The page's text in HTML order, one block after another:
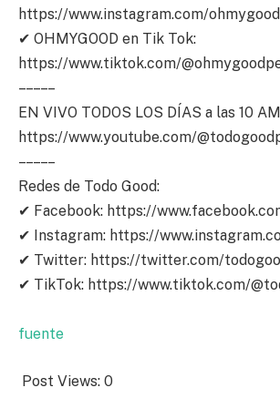
https://www.instagram.com/
✔ OHMYGOOD en Tik Tok:
https://www.tiktok.com/
– – – – –
EN VIVO TODOS LOS DÍAS a las 10
https://www.youtube.com/
– – – – –
Redes de Todo Good:
✔ Facebook: https://
✔ Instagram: https://
✔ Twitter: https://twitter.com/
✔ TikTok: https://www.tiktok.com/
fuente
Post Views: 0